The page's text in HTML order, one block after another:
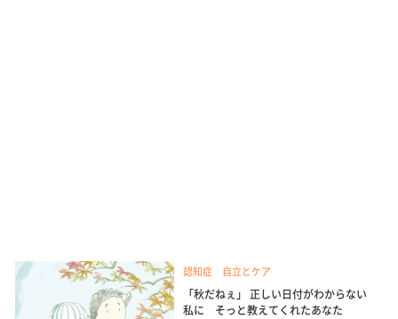
認知症 自立とケア
「秋だねぇ」 正しい日付がわからない
私に そっと教えてくれたあなた